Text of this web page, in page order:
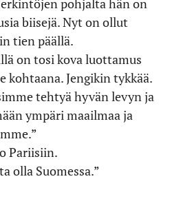
biisejä. Nyt on ollut
tien päällä.
on tosi kova luottamus
kohtaana. Jengikin tykkää.
tehtyä hyvän levyn ja
ympäri maailmaa ja
Pariisiin.
olla Suomessa.”